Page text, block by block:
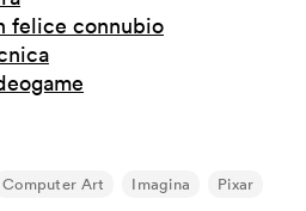
felice connubio
Computer Art Imagina
Pixar